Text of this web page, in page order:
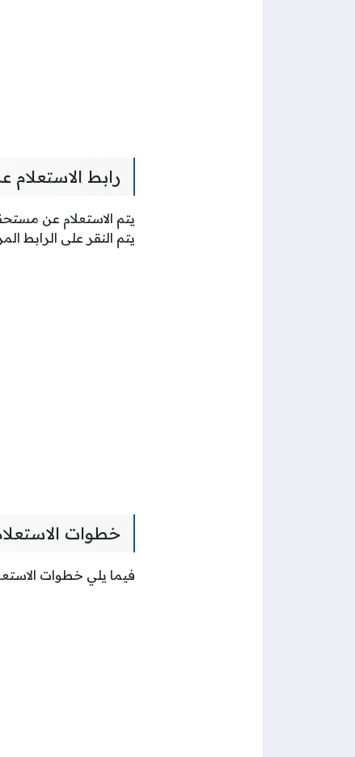
رابط الاستعلام
يتم الاستعلام عن
يتم النقر على الرابط
خطوات
فيما يلي خطوات